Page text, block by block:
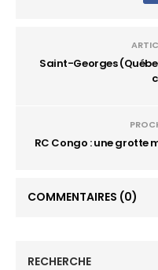
Saint-Georges
RC Congo : une grotte
COMMENTAIRES (0)
RECHERCHE